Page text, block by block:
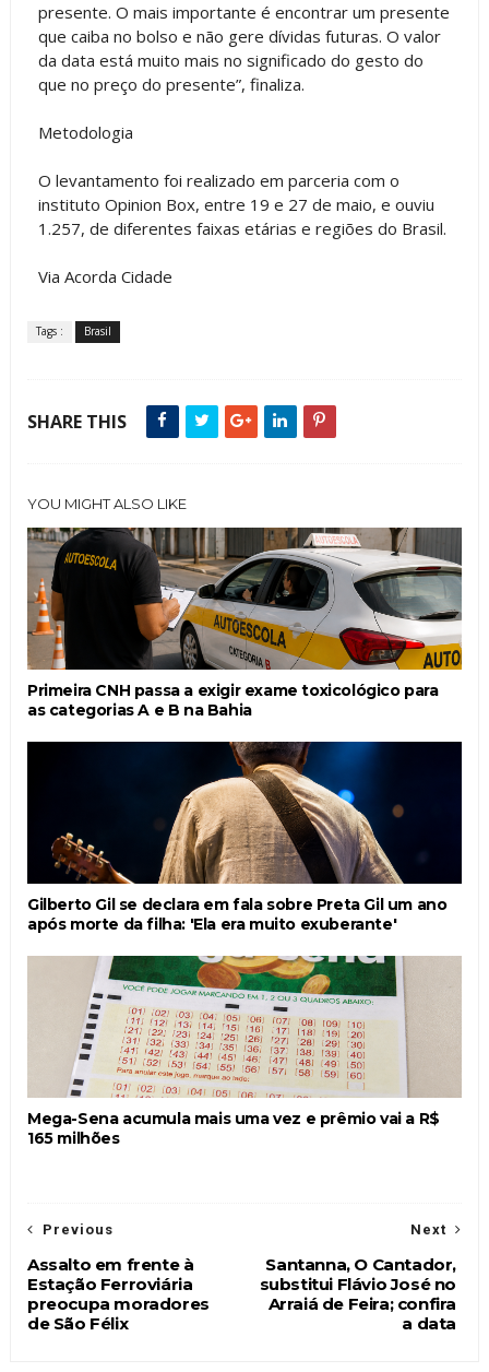
presente. O mais importante é encontrar um presente
que caiba no bolso e não gere dívidas futuras. O valor
da data está muito mais no significado do gesto do
que no preço do presente”, finaliza.
Metodologia
O levantamento foi realizado em parceria com o
instituto Opinion Box, entre 19 e 27 de maio, e ouviu
1.257, de diferentes faixas etárias e regiões do Brasil.
Via Acorda Cidade
Tags : Brasil
SHARE THIS
YOU MIGHT ALSO LIKE
Primeira CNH passa a exigir exame toxicológico para
as categorias A e B na Bahia
Gilberto Gil se declara em fala sobre Preta Gil um ano
após morte da filha: 'Ela era muito exuberante'
Mega-Sena acumula mais uma vez e prêmio vai a R$
165 milhões
Next
Santanna, O Cantador,
substitui Flávio José no
Arraiá de Feira; confira
a data
Previous
Assalto em frente à
Estação Ferroviária
preocupa moradores
de São Félix